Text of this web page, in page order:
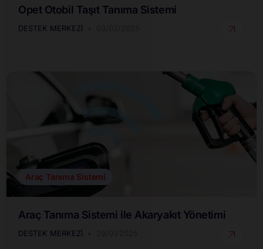
Opet Otobil Taşıt Tanıma Sistemi
DESTEK MERKEZI
Araç Tanıma Sistemi
Araç Tanıma Sistemi ile Akaryakıt Yönetimi
DESTEK MERKEZI